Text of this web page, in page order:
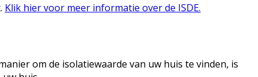
Klik hier voor meer informatie over de ISDE.
om de isolatiewaarde van uw huis te vinden, is